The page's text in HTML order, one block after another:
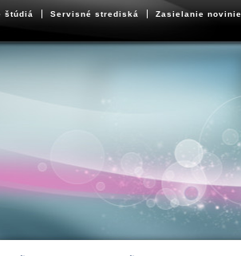
štúdiá Servisné strediská Zasielanie